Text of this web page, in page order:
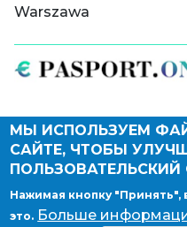
© Паспорт Онлайн
Политика
Оферта и
Правовые документы
Депонирование логотипа
Warszawa
МЫ ИСПОЛЬЗУЕМ
САЙТЕ, ЧТОБЫ
ПОЛЬЗОВАТЕЛЬСКИЙ
Нажимая кнопку "Принять",
это. Больше